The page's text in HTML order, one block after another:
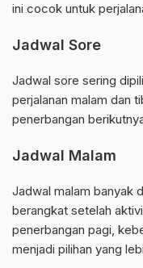
ini cocok untuk
Jadwal Sore
Jadwal sore sering
perjalanan malam dan
penerbangan
Jadwal Malam
Jadwal malam banyak
berangkat setelah
penerbangan pagi,
menjadi pilihan yang